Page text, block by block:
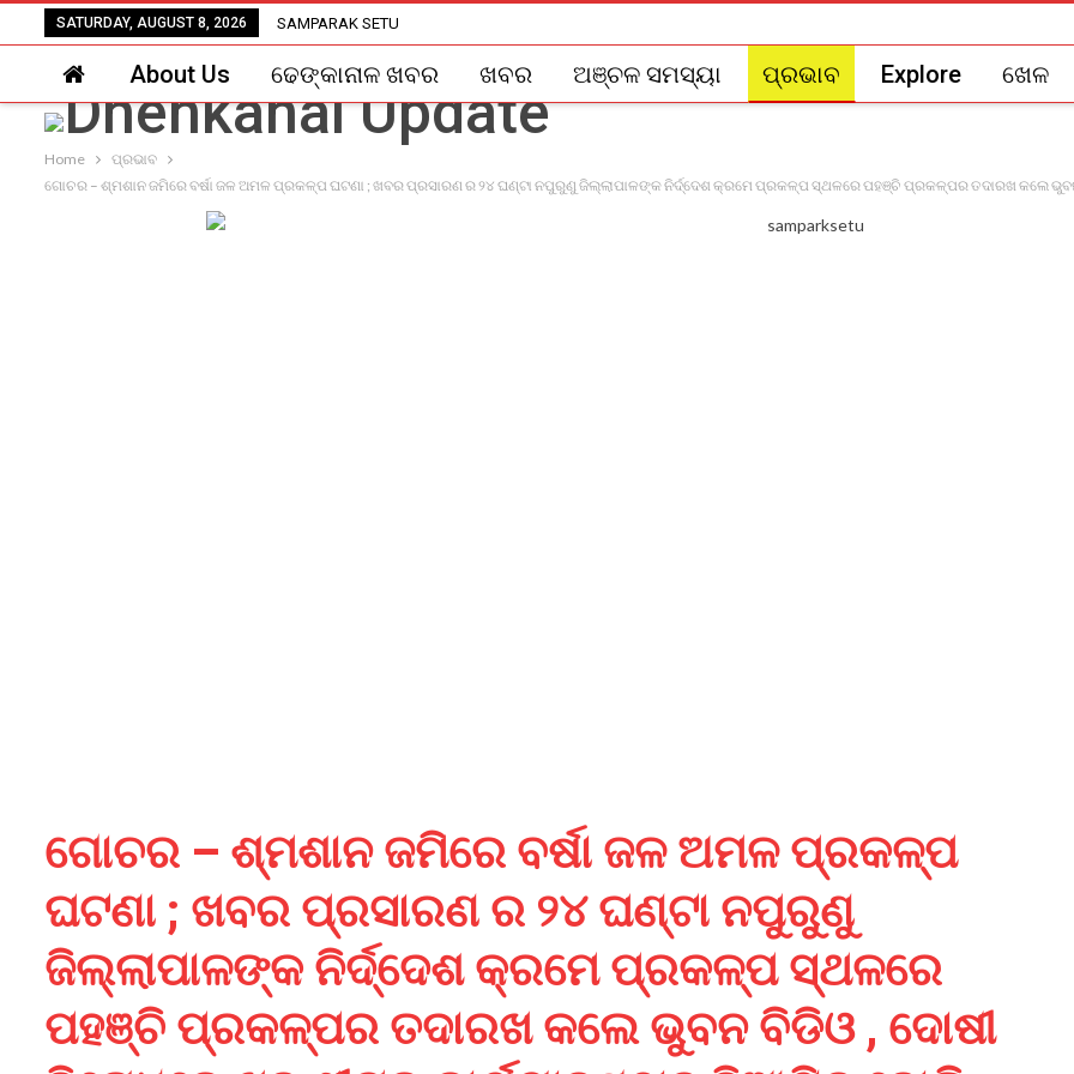
SATURDAY, AUGUST 8, 2026 SAMPARAK SETU
About Us ଢେଙ୍କାନାଳ ଖବର ଖବର ଅଞ୍ଚଳ ସମସ୍ୟା ପ୍ରଭାବ Explore ଖେଳ
Home
ପ୍ରଭାବ
ଗୋଚର – ଶ୍ମଶାନ ଜମିରେ ବର୍ଷା ଜଳ ଅମଳ ପ୍ରକଳ୍ପ ଘଟଣା ; ଖବର ପ୍ରସାରଣ ର ୨୪ ଘଣ୍ଟା ନପୁରୁଣୁ ଜିଲ୍ଲାପାଳଙ୍କ ନିର୍ଦ୍ଦେଶ କ୍ରମେ ପ୍ରକଳ୍ପ ସ୍ଥଳରେ ପହଞ୍ଚି ପ୍ରକଳ୍ପର ତଦାରଖ କଲେ
ଗୋଚର – ଶ୍ମଶାନ ଜମିରେ ବର୍ଷା ଜଳ ଅମଳ ପ୍ରକଳ୍ପ
ଘଟଣା ; ଖବର ପ୍ରସାରଣ ର ୨୪ ଘଣ୍ଟା ନପୁରୁଣୁ
ଜିଲ୍ଲାପାଳଙ୍କ ନିର୍ଦ୍ଦେଶ କ୍ରମେ ପ୍ରକଳ୍ପ ସ୍ଥଳରେ
ପହଞ୍ଚି ପ୍ରକଳ୍ପର ତଦାରଖ କଲେ ଭୁବନ ବିଡିଓ , ଦୋଷୀ